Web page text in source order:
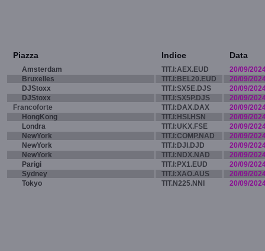
Piazza Indice Data
Amsterdam TIT.I:AEX.EUD
20/09/
Bruxelles
TIT.I:BEL20.EUD
20/09/
DJStoxx
TIT.I:SX5E.DJS
20/09/
DJStoxx
TIT.I:SX5P.DJS
20/09/
Francoforte
TIT.I:DAX.DAX
20/09/
HongKong
TIT.I:HSI.HSN
20/09/
Londra
TIT.I:UKX.FSE
20/09/
NewYork
TIT.I:COMP.NAD
20/09/
NewYork
TIT.I:DJI.DJD
20/09/
NewYork
TIT.I:NDX.NAD
20/09/
Parigi
TIT.I:PX1.EUD
20/09/
Sydney
TIT.I:XAO.AUS
20/09/
Tokyo
TIT.N225.NNI 20/09/